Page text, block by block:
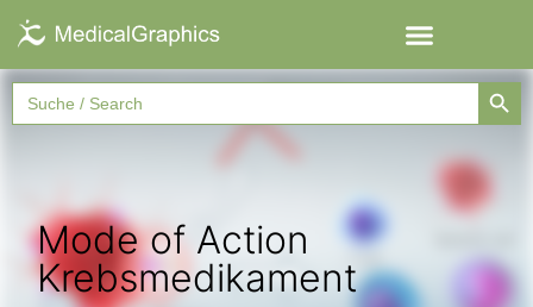
Search
for:
Mode of Action
Krebsmedikament